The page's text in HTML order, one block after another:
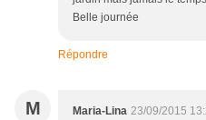
Belle journée
Répondre
M Maria-Lina 23/09/2015